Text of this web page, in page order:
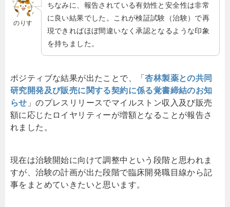
のりす
ちなみに、報告されている有効性と安全性は非常
に良い結果でした。これが検証試験（治験）で再
現できればほぼ間違いなく承認となるような印象
を持ちました。
ポジティブな結果が出たことで、「杏林製薬との共同
研究開発及び販売に関する契約に係る覚書締結のお知
らせ 」のプレスリリースでマイルストン収入及び販売
額に応じたロイヤリティーが増額となることが報告さ
れました。
現在は治験開始に向けて調整中という段階と思われま
すが、治験の計画が出た段階で臨床開発職目線から記
事をまとめていきたいと思います。